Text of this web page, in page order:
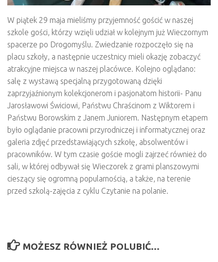
W piątek 29 maja mieliśmy przyjemność gościć w naszej
szkole gości, którzy wzięli udział w kolejnym już Wieczornym
spacerze po Drogomyślu. Zwiedzanie rozpoczęło się na
placu szkoły, a następnie uczestnicy mieli okazję zobaczyć
atrakcyjne miejsca w naszej placówce. Kolejno oglądano:
salę z wystawą specjalną przygotowaną dzięki
zaprzyjaźnionym kolekcjonerom i pasjonatom historii- Panu
Jarosławowi Świciowi, Państwu Chraścinom z Wiktorem i
Państwu Borowskim z Janem Juniorem. Następnym etapem
było oglądanie pracowni przyrodniczej i informatycznej oraz
galeria zdjęć przedstawiających szkołę, absolwentów i
pracowników. W tym czasie goście mogli zajrzeć również do
sali, w której odbywał się Wieczorek z grami planszowymi
cieszący się ogromną popularnością, a także, na terenie
przed szkolą-zajęcia z cyklu Czytanie na polanie.
MOŻESZ RÓWNIEŻ POLUBIĆ…